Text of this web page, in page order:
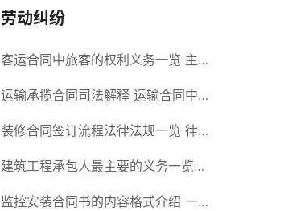
劳动纠纷
客运合同中旅客的权利义务一览 主
要包括这些内容
运输承揽合同司法解释 运输合同中
承运人的义务有哪些
装修合同签订流程法律法规一览 律
师解答
建筑工程承包人最主要的义务一览
承包合同内容介绍
监控安装合同书的内容格式介绍 一